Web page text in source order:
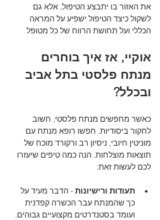
את האזור בו יתבצע הטיפול, אלא גם
לשקול כיצד הטיפול ישפיע על המראה
הכללי ועל תחושת הרווח של כל מטופל
אוקיי, אז איך בוחרים
מנתח פלסטי בתל אביב
ובכלל?
כאשר מחפשים מנתח פלסטי, חשוב
לחקור ביסודיות. חפשו רופא מנתח עם
מוניטין חיובי, ניסיון רב ורקורד מוכח של
תוצאות מוצלחות. הנה כמה טיפים שיעזרו
לכם לעשות זאת:
תעודות ורישיונות - הדבר מעיד על
כך שהמנתח עבר הכשרה קפדנית
ועומד בסטנדרטים מקצועיים גבוהים.